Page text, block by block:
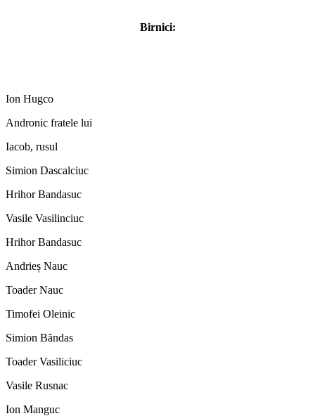
Birnici:
Ion Hugco
Andronic fratele lui
Iacob, rusul
Simion Dascalciuc
Hrihor Bandasuc
Vasile Vasilinciuc
Hrihor Bandasuc
Andrieș Nauc
Toader Nauc
Timofei Oleinic
Simion Băndas
Toader Vasiliciuc
Vasile Rusnac
Ion Manguc